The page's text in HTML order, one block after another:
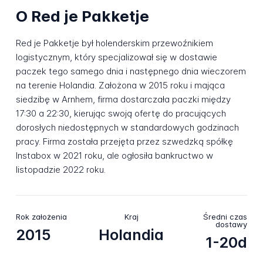
O Red je Pakketje
Red je Pakketje był holenderskim przewoźnikiem
logistycznym, który specjalizował się w dostawie
paczek tego samego dnia i następnego dnia wieczorem
na terenie Holandia. Założona w 2015 roku i mająca
siedzibę w Arnhem, firma dostarczała paczki między
17:30 a 22:30, kierując swoją ofertę do pracujących
dorosłych niedostępnych w standardowych godzinach
pracy. Firma została przejęta przez szwedzką spółkę
Instabox w 2021 roku, ale ogłosiła bankructwo w
listopadzie 2022 roku.
Rok założenia
2015
Kraj
Holandia
Średni czas
dostawy
1-20d